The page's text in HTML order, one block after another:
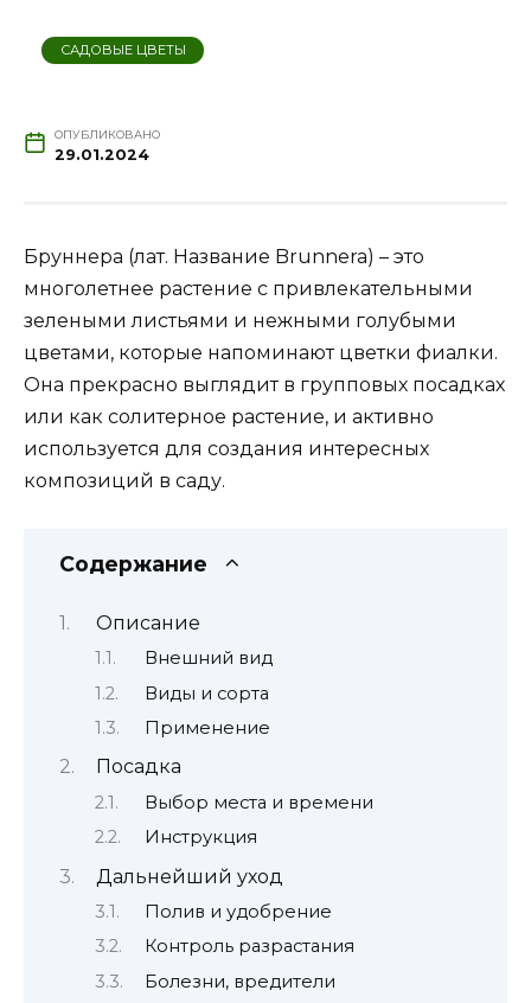
САДОВЫЕ ЦВЕТЫ
ОПУБЛИКОВАНО
29.01.2024
Бруннера (лат. Название Brunnera) – это
многолетнее растение с привлекательными
зелеными листьями и нежными голубыми
цветами, которые напоминают цветки фиалки.
Она прекрасно выглядит в групповых посадках
или как солитерное растение, и активно
используется для создания интересных
композиций в саду.
Содержание
Описание
Внешний вид
Виды и сорта
Применение
Посадка
Выбор места и времени
Инструкция
Дальнейший уход
Полив и удобрение
Контроль разрастания
Болезни, вредители